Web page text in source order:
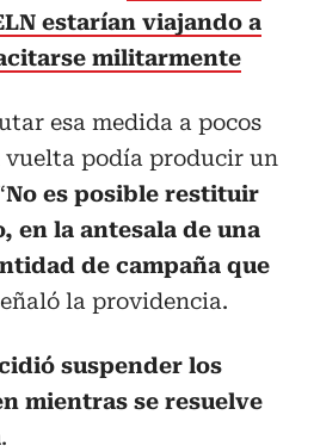
estarían viajando a
militarmente
esa medida a pocos
vuelta podía producir un
No es posible restituir
en la antesala de una
de campaña que
la providencia.
suspender los
mientras se resuelve
.